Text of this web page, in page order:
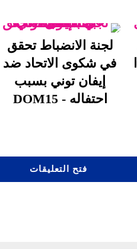
لجنة الانضباط تحقق
في شكوى الاتحاد ضد
إيفان توني بسبب
احتفاله - DOM15
فتح التعليقات